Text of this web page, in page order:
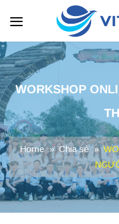
WORKSHOP
Home » Chia sẻ »